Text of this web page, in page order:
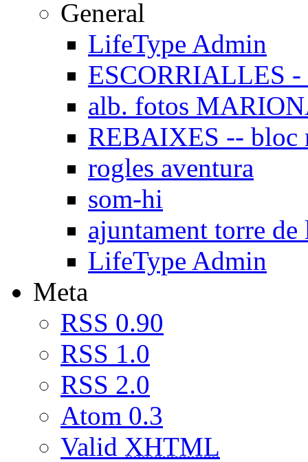
General
LifeType Admin
ESCORRIALLES -
alb. fotos
REBAIXES -- bloc
rogles aventura
som-hi
ajuntament torre de
LifeType Admin
Meta
RSS 0.90
RSS 1.0
RSS 2.0
Atom 0.3
Valid XHTML